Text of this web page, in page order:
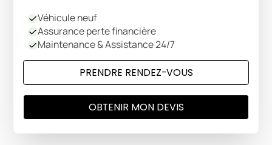
Véhicule neuf
Assurance perte financière
Maintenance & Assistance 24/7
PRENDRE RENDEZ-VOUS
OBTENIR MON DEVIS